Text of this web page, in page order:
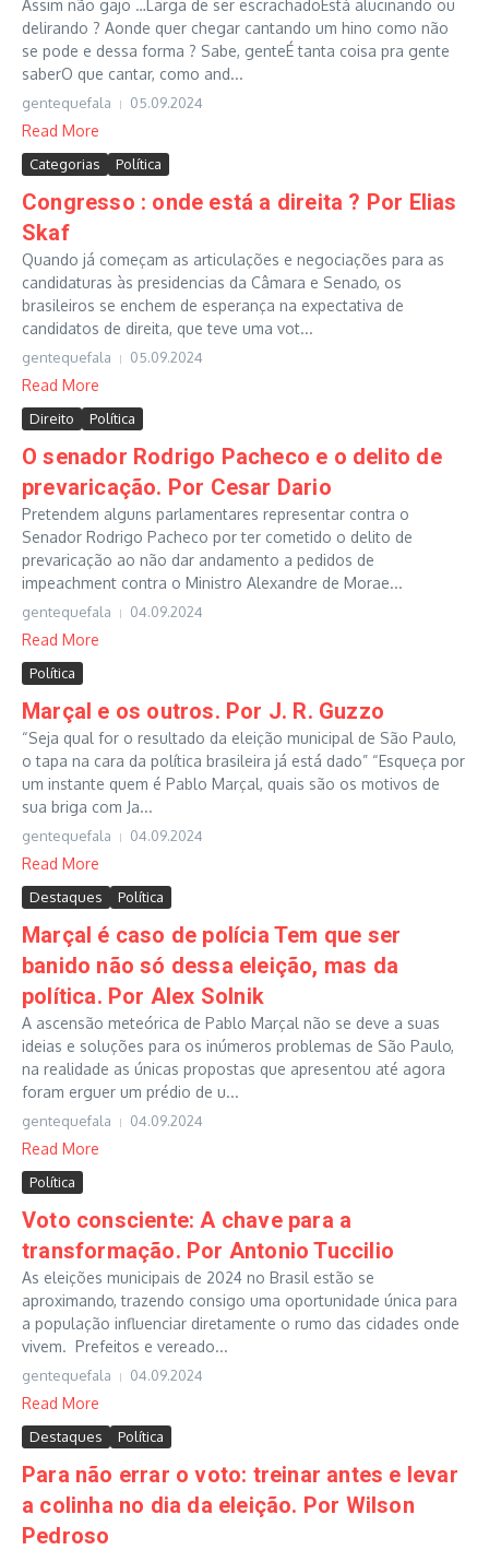
Assim não gajo …Larga de ser escrachadoEstá alucinando ou
delirando ? Aonde quer chegar cantando um hino como não
se pode e dessa forma ? Sabe, genteÉ tanta coisa pra gente
saberO que cantar, como and...
gentequefala 05.09.2024
Read More
Categorias Política
Congresso : onde está a direita ? Por Elias
Skaf
Quando já começam as articulações e negociações para as
candidaturas às presidencias da Câmara e Senado, os
brasileiros se enchem de esperança na expectativa de
candidatos de direita, que teve uma vot...
gentequefala 05.09.2024
Read More
Direito Política
O senador Rodrigo Pacheco e o delito de
prevaricação. Por Cesar Dario
Pretendem alguns parlamentares representar contra o
Senador Rodrigo Pacheco por ter cometido o delito de
prevaricação ao não dar andamento a pedidos de
impeachment contra o Ministro Alexandre de Morae...
gentequefala 04.09.2024
Read More
Política
Marçal e os outros. Por J. R. Guzzo
“Seja qual for o resultado da eleição municipal de São Paulo,
o tapa na cara da política brasileira já está dado” “Esqueça por
um instante quem é Pablo Marçal, quais são os motivos de
sua briga com Ja...
gentequefala 04.09.2024
Read More
Destaques Política
Marçal é caso de polícia Tem que ser
banido não só dessa eleição, mas da
política. Por Alex Solnik
A ascensão meteórica de Pablo Marçal não se deve a suas
ideias e soluções para os inúmeros problemas de São Paulo,
na realidade as únicas propostas que apresentou até agora
foram erguer um prédio de u...
gentequefala 04.09.2024
Read More
Política
Voto consciente: A chave para a
transformação. Por Antonio Tuccilio
As eleições municipais de 2024 no Brasil estão se
aproximando, trazendo consigo uma oportunidade única para
a população influenciar diretamente o rumo das cidades onde
vivem. Prefeitos e vereado...
gentequefala 04.09.2024
Read More
Destaques Política
Para não errar o voto: treinar antes e levar
a colinha no dia da eleição. Por Wilson
Pedroso